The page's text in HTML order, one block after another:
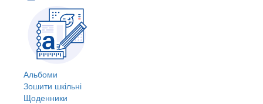
Альбоми
Зошити шкільні
Щоденники